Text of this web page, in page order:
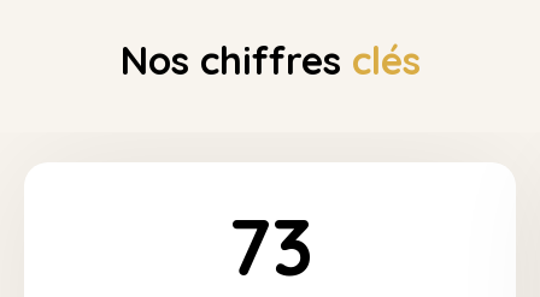
Nos chiffres clés
73